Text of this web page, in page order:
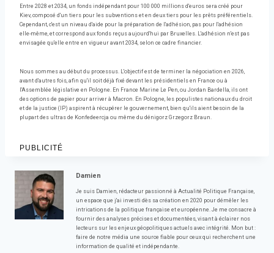
Entre 2028 et 2034, un fonds indépendant pour 100 000 millions d'euros sera créé pour
Kiev, composé d'un tiers pour les subventions et en deux tiers pour les prêts préférentiels.
Cependant, c'est un niveau d'aide pour la préparation de l'adhésion, pas pour l'adhésion
elle-même, et correspond aux fonds reçus aujourd'hui par Bruxelles. L'adhésion n'est pas
envisagée qu'elle entre en vigueur avant 2034, selon ce cadre financier.
Nous sommes au début du processus. L'objectif est de terminer la négociation en 2026,
avant d'autres fois, afin qu'il soit déjà fixé devant les présidentiels en France ou à
l'Assemblée législative en Pologne. En France Marine Le Pen, ou Jordan Bardella, ils ont
des options de papier pour arriver à Macron. En Pologne, les populistes nationaux du droit
et de la justice (IP) aspirent à récupérer le gouvernement, bien qu'ils aient besoin de la
plupart des ultras de Konfedeercja ou même du dénigorz Grzegorz Braun.
PUBLICITÉ
Damien
Je suis Damien, rédacteur passionné à Actualité Politique Française,
un espace que j'ai investi dès sa création en 2020 pour démêler les
intrications de la politique française et européenne. Je me consacre à
fournir des analyses précises et documentées, visant à éclairer nos
lecteurs sur les enjeux géopolitiques actuels avec intégrité. Mon but :
faire de notre média une source fiable pour ceux qui recherchent une
information de qualité et indépendante.